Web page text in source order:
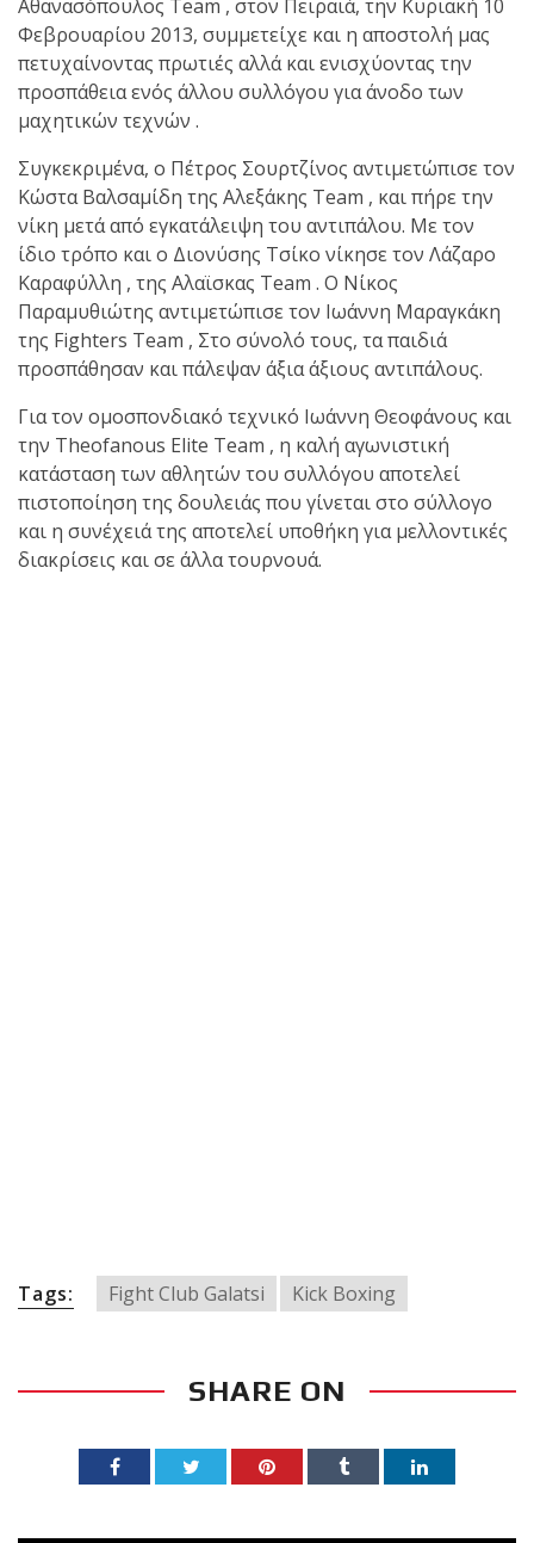
με την υποστήριξη της
Sejoy Hellas.
Οι αθλητές
του Fight
Club Galatsi
ολοκλήρωσαν με επιτυχία
τις καλοκαιρινές
εξετάσεις έγχρωμων
ζωνών!
Με μεγάλη
επιτυχία
πραγματοποιήθηκε το
κλειστό σεμινάριο
Brazilian Jiu-Jitsu με τον
Αθανασόπουλος Team , στον Πειραιά, την Κυριακή 10
Φεβρουαρίου 2013, συμμετείχε και η αποστολή μας
πετυχαίνοντας πρωτιές αλλά και ενισχύοντας την
προσπάθεια ενός άλλου συλλόγου για άνοδο των
μαχητικών τεχνών .
Συγκεκριμένα, ο Πέτρος Σουρτζίνος αντιμετώπισε τον
Κώστα Βαλσαμίδη της Αλεξάκης Team , και πήρε την
νίκη μετά από εγκατάλειψη του αντιπάλου. Με τον
ίδιο τρόπο και o Διονύσης Τσίκο νίκησε τον Λάζαρο
Καραφύλλη , της Aλαϊσκας Team . O Nίκος
Παραμυθιώτης αντιμετώπισε τον Ιωάννη Μαραγκάκη
της Fighters Team , Στο σύνολό τους, τα παιδιά
προσπάθησαν και πάλεψαν άξια άξιους αντιπάλους.
Για τον ομοσπονδιακό τεχνικό Ιωάννη Θεοφάνους και
την Theofanous Elite Team , η καλή αγωνιστική
κατάσταση των αθλητών του συλλόγου αποτελεί
πιστοποίηση της δουλειάς που γίνεται στο σύλλογο
και η συνέχειά της αποτελεί υποθήκη για μελλοντικές
διακρίσεις και σε άλλα τουρνουά.
Tags: Fight Club Galatsi Kick Boxing
SHARE ON